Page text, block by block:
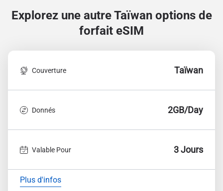
Explorez une autre Taïwan options de
forfait eSIM
Couverture Taïwan
Donnés 2GB/Day
Valable Pour 3 Jours
Plus d'infos